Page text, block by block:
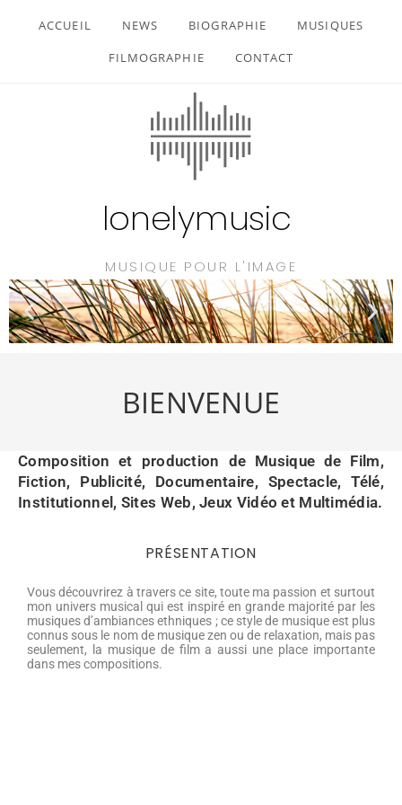
ACCUEIL NEWS BIOGRAPHIE
MUSIQUES
FILMOGRAPHIE
CONTACT
lonelymusic
MUSIQUE POUR L'IMAGE
BIENVENUE
Composition et production de Musique de Film,
Fiction, Publicité, Documentaire, Spectacle, Télé,
Institutionnel, Sites Web, Jeux Vidéo et Multimédia.
PRÉSENTATION
Vous découvrirez à travers ce site, toute ma passion et surtout
mon univers musical qui est inspiré en grande majorité par les
musiques d’ambiances ethniques ; ce style de musique est plus
connus sous le nom de musique zen ou de relaxation, mais pas
seulement, la musique de film a aussi une place importante
dans mes compositions.